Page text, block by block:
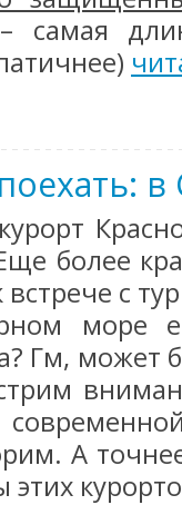
самая
более
встрече с
море
Гм, может
А
этих